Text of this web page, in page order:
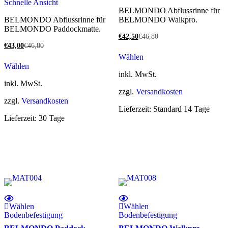
Schnelle Ansicht
BELMONDO Abflussrinne für
BELMONDO Paddockmatte.
€43,00€46,80
Wählen
inkl. MwSt.
zzgl. Versandkosten
Lieferzeit: 30 Tage
BELMONDO Abflussrinne für
BELMONDO Walkpro.
€42,50€46,80
Wählen
inkl. MwSt.
zzgl. Versandkosten
Lieferzeit: Standard 14 Tage
Wählen
Bodenbefestigung
Wählen
Bodenbefestigung